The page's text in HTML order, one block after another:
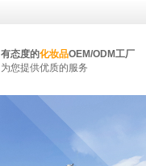
有态度的化妆品OEM/ODM工厂
为您提供优质的服务